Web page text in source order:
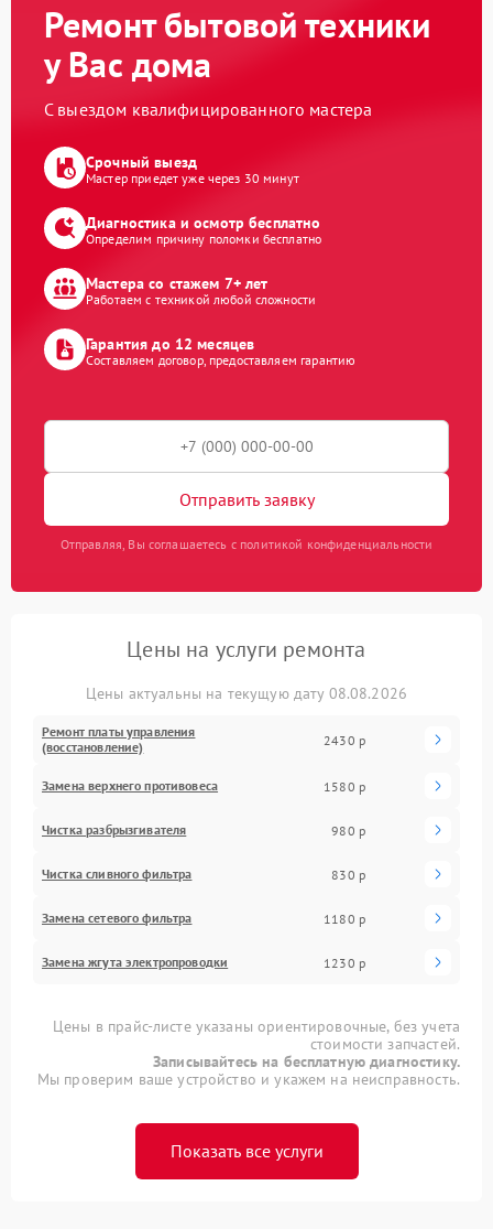
Ремонт бытовой техники
у Вас дома
С выездом квалифицированного мастера
Срочный выезд
Мастер приедет уже через 30 минут
Диагностика и осмотр бесплатно
Определим причину поломки бесплатно
Мастера со стажем 7+ лет
Работаем с техникой любой сложности
Гарантия до 12 месяцев
Составляем договор, предоставляем гарантию
Отправить заявку
Отправляя, Вы соглашаетесь с политикой конфиденциальности
Цены на услуги ремонта
Цены актуальны на текущую дату 08.08.2026
Ремонт платы управления
(восстановление)
2430 р
Замена верхнего противовеса 1580 р
Чистка разбрызгивателя 980 р
Чистка сливного фильтра 830 р
Замена сетевого фильтра 1180 р
Замена жгута электропроводки 1230 р
Цены в прайс-листе указаны ориентировочные, без учета
стоимости запчастей.
Записывайтесь на бесплатную диагностику.
Мы проверим ваше устройство и укажем на неисправность.
Показать все услуги